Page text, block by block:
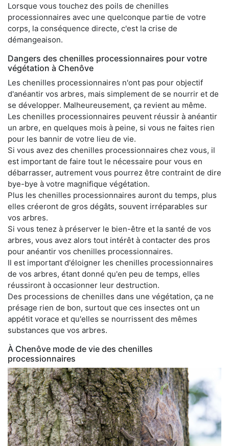
Lorsque vous touchez des poils de chenilles
processionnaires avec une quelconque partie de votre
corps, la conséquence directe, c'est la crise de
démangeaison.
Dangers des chenilles processionnaires pour votre
végétation à Chenôve
Les chenilles processionnaires n'ont pas pour objectif
d'anéantir vos arbres, mais simplement de se nourrir et de
se développer. Malheureusement, ça revient au même.
Les chenilles processionnaires peuvent réussir à anéantir
un arbre, en quelques mois à peine, si vous ne faites rien
pour les bannir de votre lieu de vie.
Si vous avez des chenilles processionnaires chez vous, il
est important de faire tout le nécessaire pour vous en
débarrasser, autrement vous pourrez être contraint de dire
bye-bye à votre magnifique végétation.
Plus les chenilles processionnaires auront du temps, plus
elles créeront de gros dégâts, souvent irréparables sur
vos arbres.
Si vous tenez à préserver le bien-être et la santé de vos
arbres, vous avez alors tout intérêt à contacter des pros
pour anéantir vos chenilles processionnaires.
Il est important d'éloigner les chenilles processionnaires
de vos arbres, étant donné qu'en peu de temps, elles
réussiront à occasionner leur destruction.
Des processions de chenilles dans une végétation, ça ne
présage rien de bon, surtout que ces insectes ont un
appétit vorace et qu'elles se nourrissent des mêmes
substances que vos arbres.
À Chenôve mode de vie des chenilles
processionnaires